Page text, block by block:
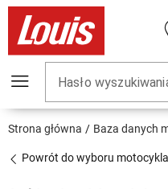
Hasło
Strona główna Baza danych
Powrót do wyboru motocykla